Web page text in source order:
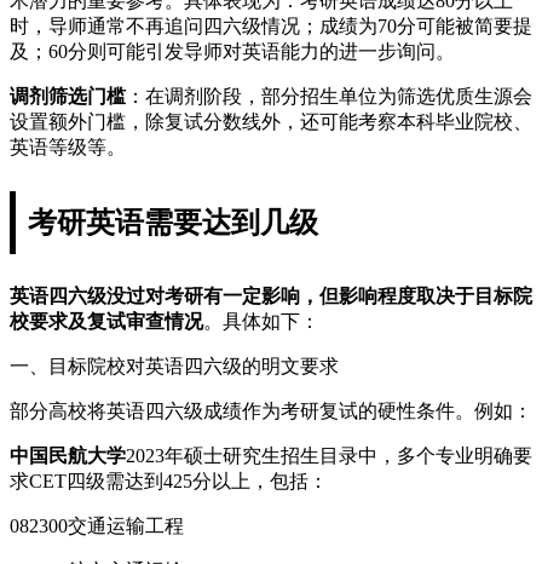
时，导师通常不再追问四六级情况；成绩为70分可能被简要提
及；60分则可能引发导师对英语能力的进一步询问。
调剂筛选门槛：在调剂阶段，部分招生单位为筛选优质生源会
设置额外门槛，除复试分数线外，还可能考察本科毕业院校、
英语等级等。
考研英语需要达到几级
英语四六级没过对考研有一定影响，但影响程度取决于目标院
校要求及复试审查情况。具体如下：
一、目标院校对英语四六级的明文要求
部分高校将英语四六级成绩作为考研复试的硬性条件。例如：
中国民航大学2023年硕士研究生招生目录中，多个专业明确要
求CET四级需达到425分以上，包括：
082300交通运输工程